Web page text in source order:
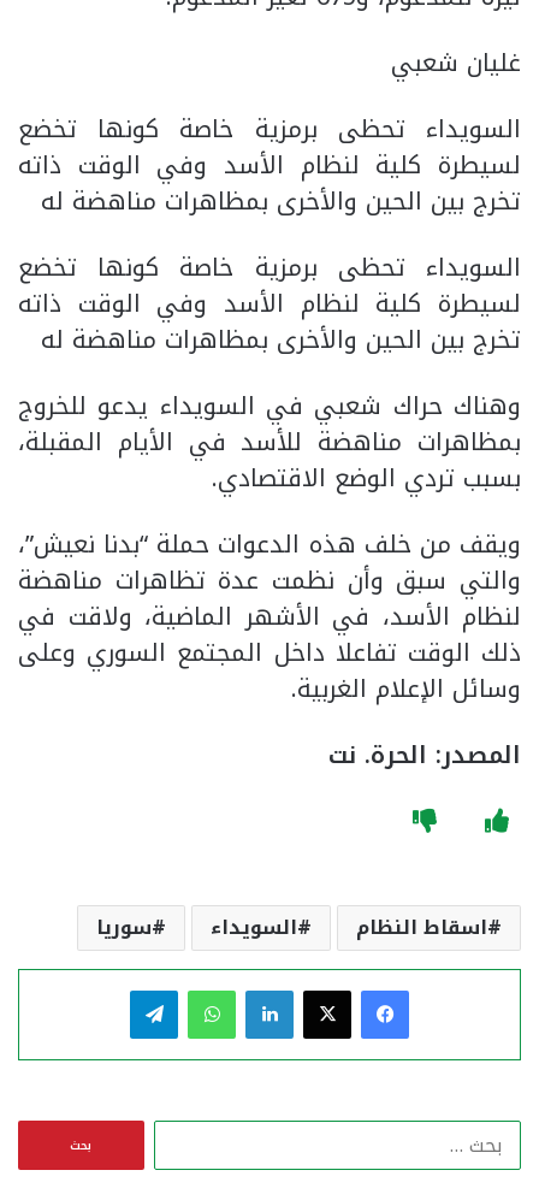
غليان شعبي
السويداء تحظى برمزية خاصة كونها تخضع
لسيطرة كلية لنظام الأسد وفي الوقت ذاته
تخرج بين الحين والأخرى بمظاهرات مناهضة له
السويداء تحظى برمزية خاصة كونها تخضع
لسيطرة كلية لنظام الأسد وفي الوقت ذاته
تخرج بين الحين والأخرى بمظاهرات مناهضة له
وهناك حراك شعبي في السويداء يدعو للخروج
بمظاهرات مناهضة للأسد في الأيام المقبلة،
بسبب تردي الوضع الاقتصادي.
ويقف من خلف هذه الدعوات حملة “بدنا نعيش”،
والتي سبق وأن نظمت عدة تظاهرات مناهضة
لنظام الأسد، في الأشهر الماضية، ولاقت في
ذلك الوقت تفاعلا داخل المجتمع السوري وعلى
وسائل الإعلام الغربية.
المصدر: الحرة. نت
اسقاط النظام السويداء سوريا
فيسبوك لينكدإن واتساب